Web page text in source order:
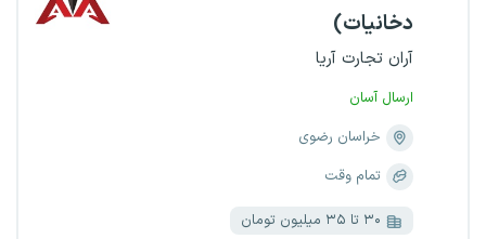
دخانیات)
آران تجارت آریا
ارسال آسان
خراسان رضوی
تمام وقت
۳۰ تا ۳۵ میلیون تومان